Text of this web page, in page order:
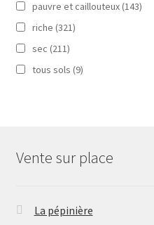
pauvre et caillouteux (143)
riche (321)
sec (211)
tous sols (9)
Vente sur place
La pépinière